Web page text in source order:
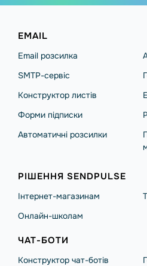
EMAIL
Email розсилка
SMTP-сервіс
Конструктор листів
Форми підписки
Автоматичні розсилки
РІШЕННЯ SENDPULSE
Інтернет-магазинам
Онлайн-школам
ЧАТ-БОТИ
Конструктор чат-ботів